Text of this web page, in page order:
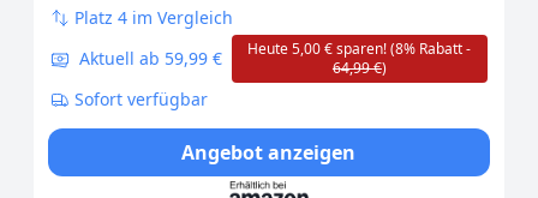
Platz 4 im Vergleich
Aktuell ab 59,99 €
Heute 5,00 € sparen! (8% Rabatt -
64,99 €)
Sofort verfügbar
Angebot anzeigen